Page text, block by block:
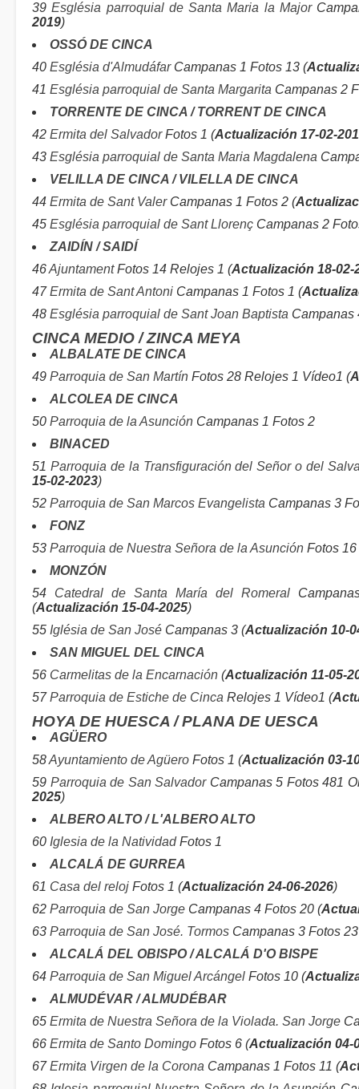
39Església parroquial de Santa Maria la Major
2019)
OSSÓ DE CINCA
40 Església d'AlmudáfarCampanas 1 Fotos 13 (
41 Església parroquial de Santa Margarita Campanas 2
TORRENTE DE CINCA / TORRENT DE CINCA
42 Ermita del SalvadorFotos 1 (Actualización 17-02-
43 Església parroquial de Santa Maria Magdalena
VELILLA DE CINCA / VILELLA DE CINCA
44 Ermita de Sant ValerCampanas 1 Fotos 2 (
45 Església parroquial de Sant Llorenç Campanas 2
ZAIDÍN / SAIDÍ
46AjuntamentFotos 14 Relojes 1 (Actualización 18-02-
47Ermita de Sant Antoni Campanas 1 Fotos 1 (
48 Església parroquial de Sant Joan Baptista Campanas
CINCA MEDIO / ZINCA MEYA
ALBALATE DE CINCA
49 Parroquia de San Martín Fotos 28 Relojes 1 Vídeo1 (
ALCOLEA DE CINCA
50 Parroquia de la Asunción Campanas 1 Fotos 2
BINACED
51 Parroquia de la Transfiguración del Señor o del
15-02-2023)
52 Parroquia de San Marcos Evangelista Campanas 3
FONZ
53 Parroquia de Nuestra Señora de la Asunción Fotos
MONZÓN
54 Catedral de Santa María del Romeral
(Actualización 15-04-2025)
55 Iglésia de San José Campanas 3 (Actualización 10-
SAN MIGUEL DEL CINCA
56 Carmelitas de la Encarnación (Actualización 11-05-
57Parroquia de Estiche de Cinca Relojes 1 Vídeo1 (
HOYA DE HUESCA / PLANA DE UESCA
AGÜERO
58Ayuntamiento de Agüero Fotos 1 (Actualización 03-
59 Parroquia de San SalvadorCampanas 5 Fotos 481
2025)
ALBERO ALTO / L'ALBERO ALTO
60 Iglesia de la NatividadFotos 1
ALCALÁ DE GURREA
61 Casa del reloj Fotos 1 (Actualización 24-06-2026)
62 Parroquia de San Jorge Campanas 4 Fotos 20 (
63 Parroquia de San José. Tormos Campanas 3 Fotos
ALCALÁ DEL OBISPO / ALCALÁ D'O BISPE
64 Parroquia de San Miguel Arcángel Fotos 10 (
ALMUDÉVAR / ALMUDÉBAR
65 Ermita de Nuestra Señora de la Violada. San Jorge
66 Ermita de Santo Domingo Fotos 6 (Actualización 04-
67Ermita Virgen de la Corona Campanas 1 Fotos 11 (